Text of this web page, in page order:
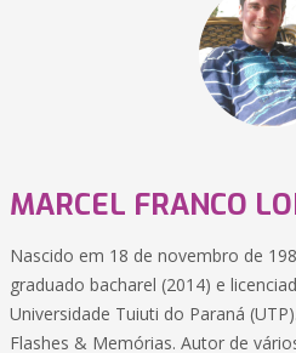
MARCEL FRANCO
Nascido em 18 de novembro de
graduado bacharel (2014) e
Universidade Tuiuti do Paraná
Flashes & Memórias. Autor de